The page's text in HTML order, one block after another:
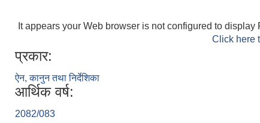
It appears your Web browser is not configured to display
Click here
प्रकार:
ऐन, कानुन तथा निर्देशिका
आर्थिक वर्ष:
2082/083